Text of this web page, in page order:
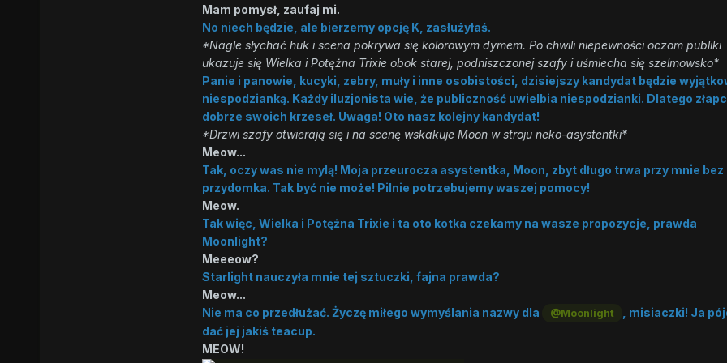
Mam pomysł, zaufaj mi.
No niech będzie, ale bierzemy opcję K, zasłużyłaś.
*Nagle słychać huk i scena pokrywa się kolorowym dymem. Po chwili niepewności oczom publiki
ukazuje się Wielka i Potężna Trixie obok starej, podniszczonej szafy i uśmiecha się szelmowsko*
Panie i panowie, kucyki, zebry, muły i inne osobistości, dzisiejszy kandydat będzie
niespodzianką. Każdy iluzjonista wie, że publiczność uwielbia niespodzianki. Dlatego
dobrze swoich krzeseł. Uwaga! Oto nasz kolejny kandydat!
*Drzwi szafy otwierają się i na scenę wskakuje Moon w stroju neko-asystentki*
Meow...
Tak, oczy was nie mylą! Moja przeurocza asystentka, Moon, zbyt długo trwa przy mnie bez
przydomka. Tak być nie może! Pilnie potrzebujemy waszej pomocy!
Meow.
Tak więc, Wielka i Potężna Trixie i ta oto kotka czekamy na wasze propozycje, prawda
Moonlight?
Meeeow?
Starlight nauczyła mnie tej sztuczki, fajna prawda?
Meow...
Nie ma co przedłużać. Życzę miłego wymyślania nazwy dla
@Moonlight
, misiaczki! Ja
dać jej jakiś teacup.
MEOW!